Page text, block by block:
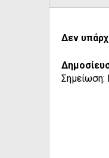
Δεν
Σημείωση: